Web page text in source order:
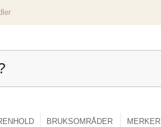
BRUKSOMRÅDER MERKER